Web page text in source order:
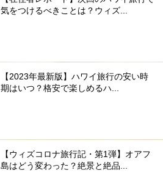
気をつけるべきことは？ウィズ...
【2023年最新版】ハワイ旅行の安い時
期はいつ？格安で楽しめるハ...
【ウィズコロナ旅行記・第1弾】オアフ
島はどう変わった？絶景と絶品...